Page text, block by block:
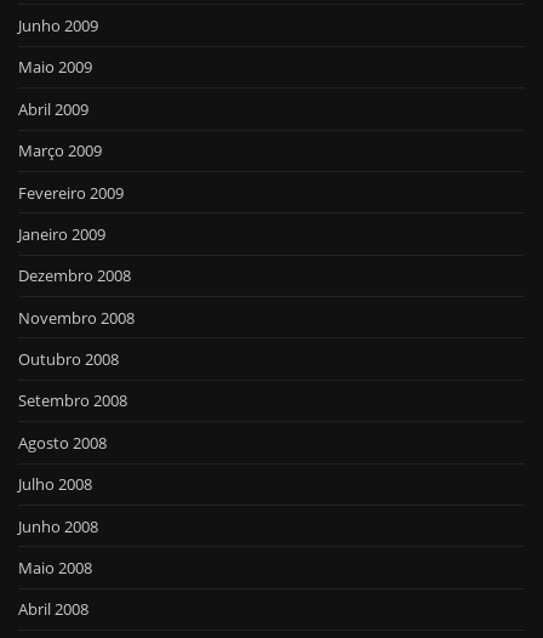
Junho 2009
Maio 2009
Abril 2009
Março 2009
Fevereiro 2009
Janeiro 2009
Dezembro 2008
Novembro 2008
Outubro 2008
Setembro 2008
Agosto 2008
Julho 2008
Junho 2008
Maio 2008
Abril 2008